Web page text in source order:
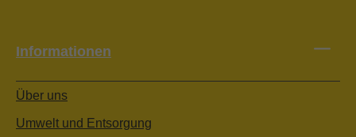
Informationen
Über uns
Umwelt und Entsorgung